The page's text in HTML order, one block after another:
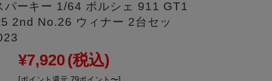
パーキー 1/64 ポルシェ 911 GT1
2nd No.26 ウィナー 2台セッ
¥7,920(税込)